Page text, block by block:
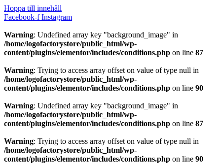
Hoppa till innehåll
Facebook-f Instagram
Warning: Undefined array key "background_image" in
/home/logofactorystore/public_html/wp-
content/plugins/elementor/includes/conditions.php on line 87
Warning: Trying to access array offset on value of type null in
/home/logofactorystore/public_html/wp-
content/plugins/elementor/includes/conditions.php on line 90
Warning: Undefined array key "background_image" in
/home/logofactorystore/public_html/wp-
content/plugins/elementor/includes/conditions.php on line 87
Warning: Trying to access array offset on value of type null in
/home/logofactorystore/public_html/wp-
content/plugins/elementor/includes/conditions.php on line 90